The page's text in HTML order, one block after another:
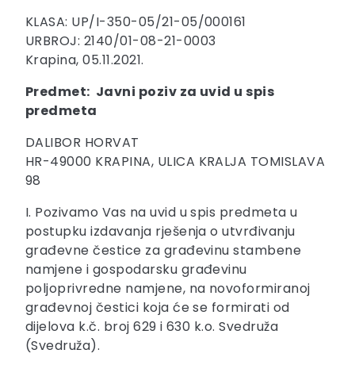
KLASA: UP/I-350-05/21-05/000161
URBROJ: 2140/01-08-21-0003
Krapina, 05.11.2021.
Predmet: Javni poziv za uvid u spis
predmeta
DALIBOR HORVAT
HR-49000 KRAPINA, ULICA KRALJA TOMISLAVA
98
I. Pozivamo Vas na uvid u spis predmeta u
postupku izdavanja rješenja o utvrđivanju
građevne čestice za građevinu stambene
namjene i gospodarsku građevinu
poljoprivredne namjene, na novoformiranoj
građevnoj čestici koja će se formirati od
dijelova k.č. broj 629 i 630 k.o. Svedruža
(Svedruža).